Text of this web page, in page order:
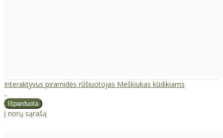
Interaktyvus piramidės rūšiuotojas Meškiukas kūdikiams
..
Į norų sąrašą